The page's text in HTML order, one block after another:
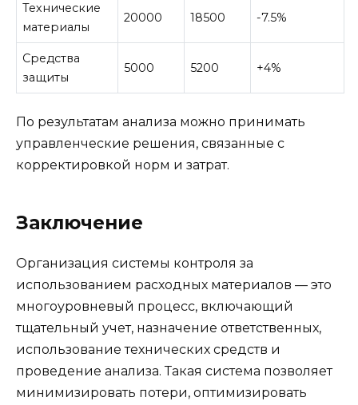
Технические
материалы
20000 18500 -7.5%
Средства
защиты
5000 5200 +4%
По результатам анализа можно принимать
управленческие решения, связанные с
корректировкой норм и затрат.
Заключение
Организация системы контроля за
использованием расходных материалов — это
многоуровневый процесс, включающий
тщательный учет, назначение ответственных,
использование технических средств и
проведение анализа. Такая система позволяет
минимизировать потери, оптимизировать